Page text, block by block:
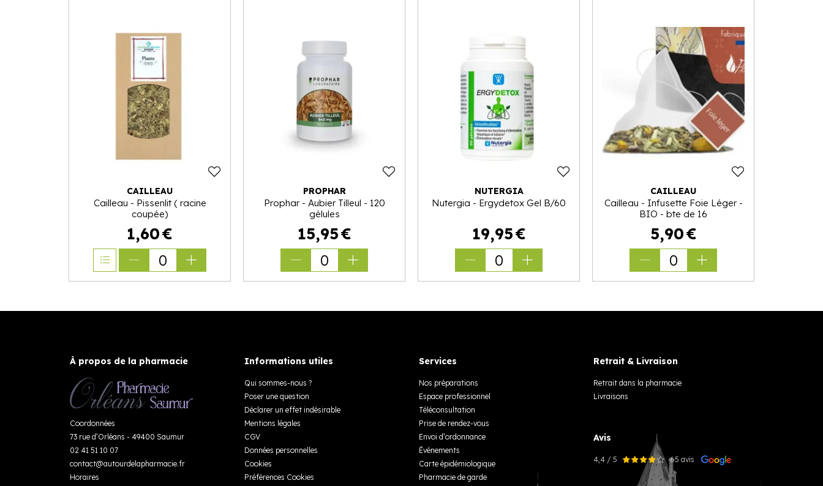
CAILLEAU
Cailleau - Pissenlit ( racine
coupée)
1,60€
0
PROPHAR
Prophar - Aubier Tilleul - 120
gélules
15,95€
0
NUTERGIA
Nutergia - Ergydetox Gel B/60
19,95€
0
CAILLEAU
Cailleau - Infusette Foie Léger -
BIO - bte de 16
5,90€
0
À propos de la pharmacie
Coordonnées
73 rue d’Orléans - 49400 Saumur
02 41 51 10 07
contact@autourdelapharmacie.fr
Horaires
Informations utiles
Qui sommes-nous ?
Poser une question
Déclarer un effet indésirable
Mentions légales
CGV
Données personnelles
Cookies
Préférences Cookies
Services
Nos préparations
Espace professionnel
Téléconsultation
Prise de rendez-vous
Envoi d’ordonnance
Événements
Carte épidémiologique
Pharmacie de garde
Retrait & Livraison
Retrait dans la pharmacie
Livraisons
Avis
4,4 / 5 65 avis